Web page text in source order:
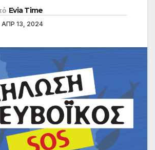
Evia Time
ΑΠΡ 13, 2024